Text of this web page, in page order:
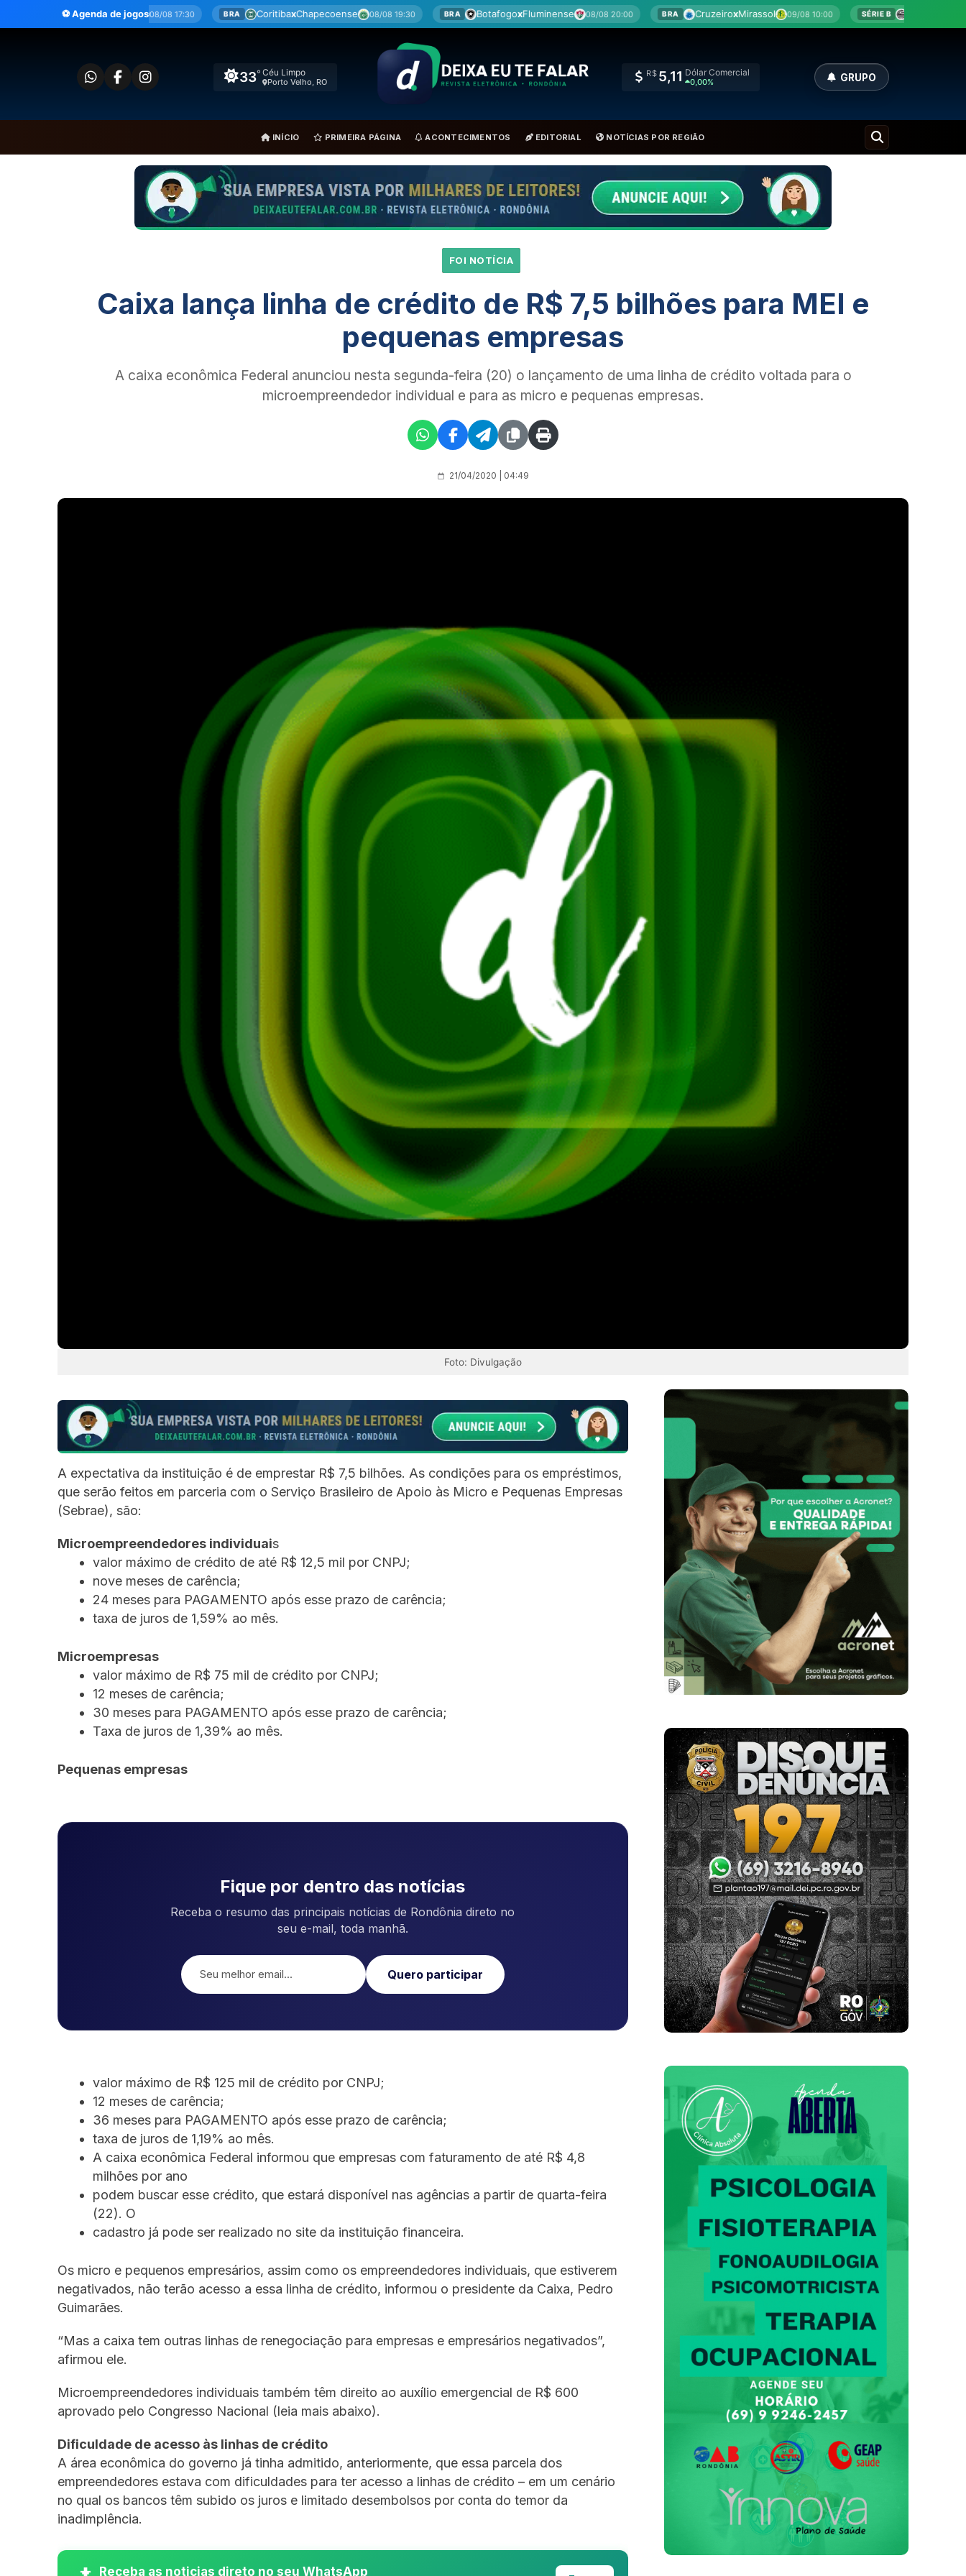
para
⚽ Agenda de jogos
08/08 17:30 BRA Coritiba x Chapecoense 08/08 19:30 BRA Botafogo xFluminense 08/08 20:00 BRA Cruzeiro Mirassol 09/08 10:00 SÉRIE B Athletic Criciúma
33° Céu Limpo
Porto Velho, RO
R$ 5,11 Dólar Comercial
0,00% GRUPO
INÍCIO PRIMEIRA PÁGINA ACONTECIMENTOS EDITORIAL NOTÍCIAS POR REGIÃO
FOI NOTÍCIA
Caixa lança linha de crédito de R$ 7,5 bilhões para MEI e
pequenas empresas
A caixa econômica Federal anunciou nesta segunda-feira (20) o lançamento de uma linha de crédito voltada para o
microempreendedor individual e para as micro e pequenas empresas.
21/04/2020 | 04:49
Foto: Divulgação
A expectativa da instituição é de emprestar R$ 7,5 bilhões. As condições para os empréstimos,
que serão feitos em parceria com o Serviço Brasileiro de Apoio às Micro e Pequenas Empresas
(Sebrae), são:
Microempreendedores individuais
valor máximo de crédito de até R$ 12,5 mil por CNPJ;
nove meses de carência;
24 meses para PAGAMENTO após esse prazo de carência;
taxa de juros de 1,59% ao mês.
Microempresas
valor máximo de R$ 75 mil de crédito por CNPJ;
12 meses de carência;
30 meses para PAGAMENTO após esse prazo de carência;
Taxa de juros de 1,39% ao mês.
Pequenas empresas
Fique por dentro das notícias
Receba o resumo das principais notícias de Rondônia direto no
seu e-mail, toda manhã.
Quero participar
valor máximo de R$ 125 mil de crédito por CNPJ;
12 meses de carência;
36 meses para PAGAMENTO após esse prazo de carência;
taxa de juros de 1,19% ao mês.
A caixa econômica Federal informou que empresas com faturamento de até R$ 4,8
milhões por ano
podem buscar esse crédito, que estará disponível nas agências a partir de quarta-feira
(22). O
cadastro já pode ser realizado no site da instituição financeira.
Os micro e pequenos empresários, assim como os empreendedores individuais, que estiverem
negativados, não terão acesso a essa linha de crédito, informou o presidente da Caixa, Pedro
Guimarães.
“Mas a caixa tem outras linhas de renegociação para empresas e empresários negativados”,
afirmou ele.
Microempreendedores individuais também têm direito ao auxílio emergencial de R$ 600
aprovado pelo Congresso Nacional (leia mais abaixo).
Dificuldade de acesso às linhas de crédito
A área econômica do governo já tinha admitido, anteriormente, que essa parcela dos
empreendedores estava com dificuldades para ter acesso a linhas de crédito – em um cenário
no qual os bancos têm subido os juros e limitado desembolsos por conta do temor da
inadimplência.
Receba as noticias direto no seu WhatsApp